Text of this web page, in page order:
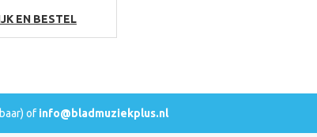
EN BESTEL
of info@bladmuziekplus.nl